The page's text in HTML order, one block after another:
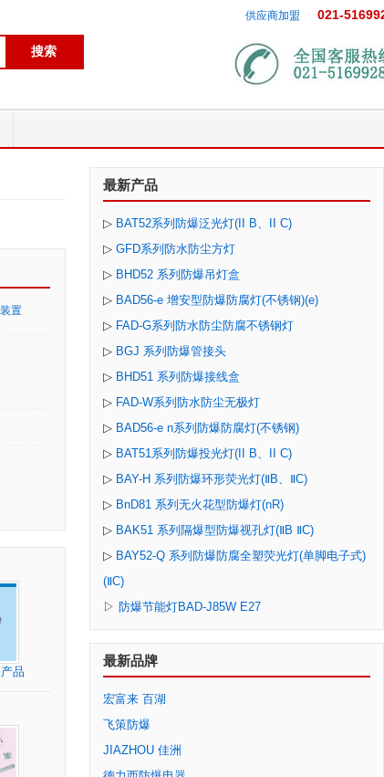
供应商加盟 021-
置
品
最新产品
▷ BAT52系列防爆泛光灯(II B、II C)
▷GFD系列防水防尘方灯
▷ BHD52 系列防爆吊灯盒
▷ BAD56-e 增安型防爆防腐灯(不锈钢)(e)
▷ FAD-G系列防水防尘防腐不锈钢灯
▷ BGJ 系列防爆管接头
▷ BHD51 系列防爆接线盒
▷ FAD-W系列防水防尘无极灯
▷ BAD56-e n系列防爆防腐灯(不锈钢)
▷ BAT51系列防爆投光灯(II B、II C)
▷ BAY-H 系列防爆环形荧光灯(ⅡB、ⅡC)
▷ BnD81 系列无火花型防爆灯(nR)
▷ BAK51 系列隔爆型防爆视孔灯(ⅡB ⅡC)
▷ BAY52-Q 系列防爆防腐全塑荧光灯(单脚电子式)
(ⅡC)
▷ 防爆节能灯BAD-J85W E27
最新品牌
宏富来 百湖
飞策防爆
JIAZHOU 佳洲